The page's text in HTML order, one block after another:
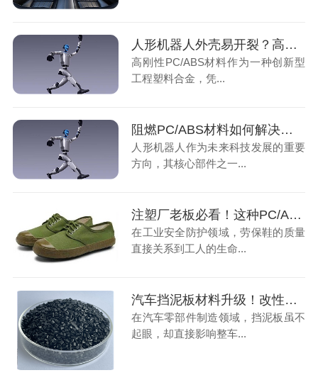
人形机器人外壳易开裂？高刚性PC/ABS帮你难题全解决
高刚性PC/ABS材料作为一种创新型
工程塑料合金，凭...
阻燃PC/ABS材料如何解决人形机器人电池外壳的安全隐患
人形机器人作为未来科技发展的重要
方向，其核心部件之一...
注塑厂老板必看！这种PC/ABS材料让劳保鞋成本降低，防护更强
在工业安全防护领域，劳保鞋的质量
直接关系到工人的生命...
汽车挡泥板材料升级！改性PP材料如何帮注塑厂破解质量与成本难题
在汽车零部件制造领域，挡泥板虽不
起眼，却直接影响整车...